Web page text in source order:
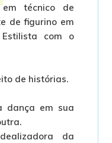
em técnico de
de figurino em
com o
de histórias.
dança em sua
da